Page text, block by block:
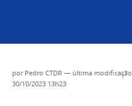
por Pedro CTDR — última modificação
30/10/2023 13h23